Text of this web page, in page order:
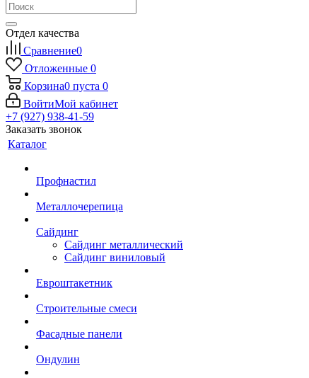
Отдел качества
Сравнение0
Отложенные 0
Корзина0 пуста 0
ВойтиМой кабинет
+7 (927) 938-41-59
Заказать звонок
Каталог
Профнастил
Металлочерепица
Сайдинг
Сайдинг металлический
Сайдинг виниловый
Евроштакетник
Строительные смеси
Фасадные панели
Ондулин